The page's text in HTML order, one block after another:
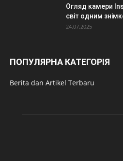
Огляд камери
світ одним
24.07.2025
ПОПУЛЯРНА КАТЕГОРІЯ
Berita dan Artikel Terbaru